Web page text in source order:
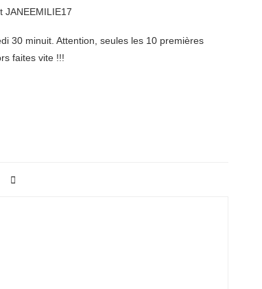
JANEEMILIE17
30 minuit. Attention, seules les 10 premières
faites vite !!!